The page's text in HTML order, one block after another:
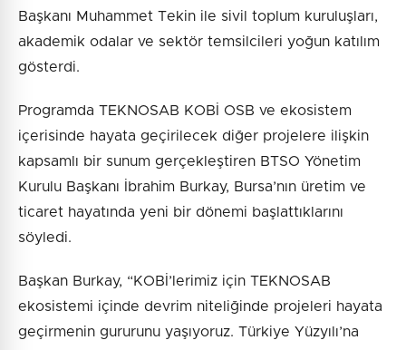
Başkanı Muhammet Tekin ile sivil toplum kuruluşları,
akademik odalar ve sektör temsilcileri yoğun katılım
gösterdi.
Programda TEKNOSAB KOBİ OSB ve ekosistem
içerisinde hayata geçirilecek diğer projelere ilişkin
kapsamlı bir sunum gerçekleştiren BTSO Yönetim
Kurulu Başkanı İbrahim Burkay, Bursa’nın üretim ve
ticaret hayatında yeni bir dönemi başlattıklarını
söyledi.
Başkan Burkay, “KOBİ’lerimiz için TEKNOSAB
ekosistemi içinde devrim niteliğinde projeleri hayata
geçirmenin gururunu yaşıyoruz. Türkiye Yüzyılı’na